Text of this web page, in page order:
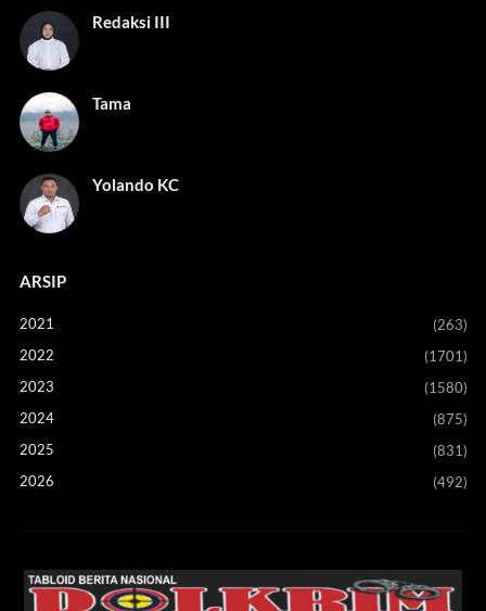
Redaksi III
Tama
Yolando KC
ARSIP
2021
(263)
2022
(1701)
2023
(1580)
2024
(875)
2025
(831)
2026
(492)